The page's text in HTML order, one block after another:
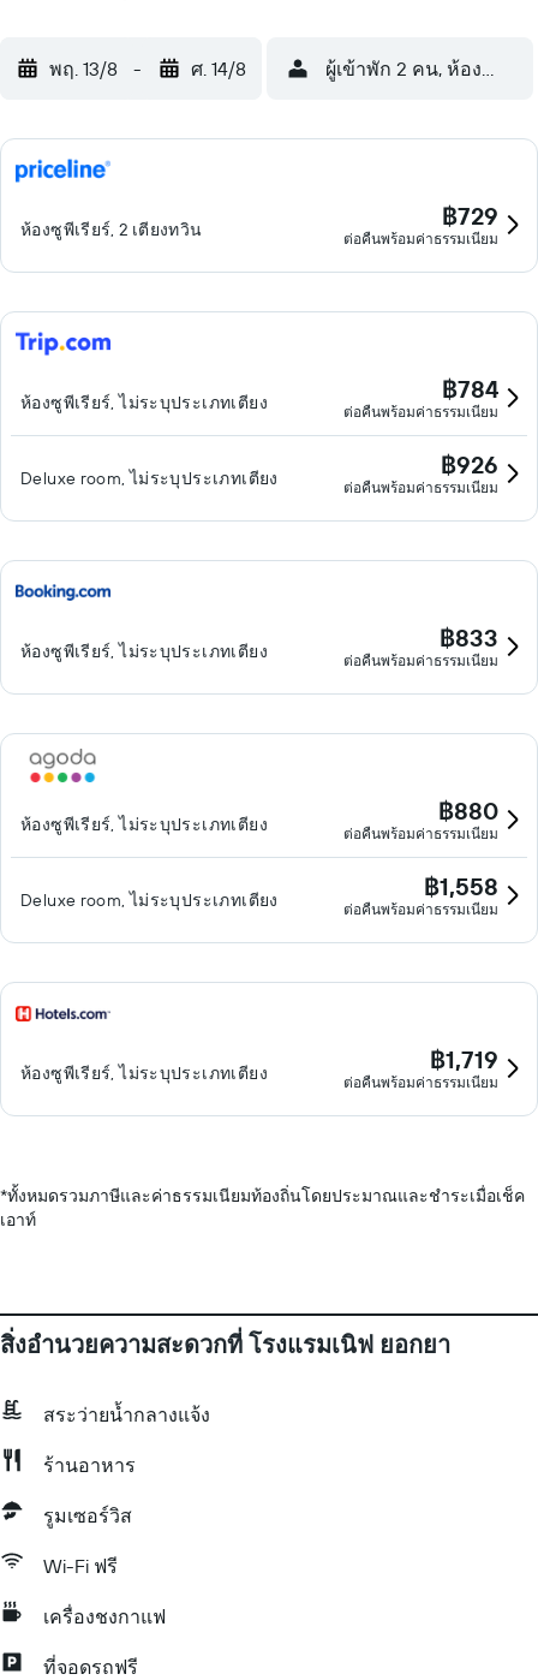
พฤ. 13/8 - ศ. 14/8 ผู้เข้าพัก 2 คน, ห้องพัก 1
ห้องซูพีเรียร์, 2 เตียงทวิน ฿729
ต่อคืนพร้อมค่าธรรมเนียม
ห้องซูพีเรียร์, ไม่ระบุประเภทเตียง ฿784
ต่อคืนพร้อมค่าธรรมเนียม
Deluxe room, ไม่ระบุประเภทเตียง ฿926
ต่อคืนพร้อมค่าธรรมเนียม
ห้องซูพีเรียร์, ไม่ระบุประเภทเตียง ฿833
ต่อคืนพร้อมค่าธรรมเนียม
ห้องซูพีเรียร์, ไม่ระบุประเภทเตียง ฿880
ต่อคืนพร้อมค่าธรรมเนียม
Deluxe room, ไม่ระบุประเภทเตียง ฿1,558
ต่อคืนพร้อมค่าธรรมเนียม
ห้องซูพีเรียร์, ไม่ระบุประเภทเตียง ฿1,719
ต่อคืนพร้อมค่าธรรมเนียม
*ทั้งหมดรวมภาษีและค่าธรรมเนียมท้องถิ่นโดยประมาณและชำระเมื่อเช็ค
เอาท์
สิ่งอำนวยความสะดวกที่ โรงแรมเนิฟ ยอกยา
สระว่ายน้ำกลางแจ้ง
ร้านอาหาร
รูมเซอร์วิส
Wi-Fi ฟรี
เครื่องชงกาแฟ
ที่จอดรถฟรี